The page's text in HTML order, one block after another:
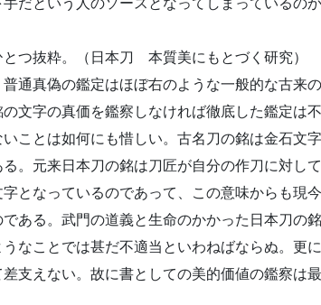
だという人のソースとなってしまっているのか
とつ抜粋。（日本刀 本質美にもとづく研究）
通真偽の鑑定はほぼ右のような一般的な古来
文字の真価を鑑察しなければ徹底した鑑定は
ことは如何にも惜しい。古名刀の銘は金石文
。元来日本刀の銘は刀匠が自分の作刀に対し
となっているのであって、この意味からも現
ある。武門の道義と生命のかかった日本刀の
なことでは甚だ不適当といわねばならぬ。更
支えない。故に書としての美的価値の鑑察は